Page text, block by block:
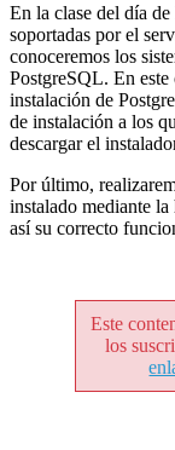
En la clase del día
soportadas por el
conoceremos los
PostgreSQL. En este
instalación de
de instalación a los
descargar el
Por último,
instalado mediante
así su correcto
Este
los